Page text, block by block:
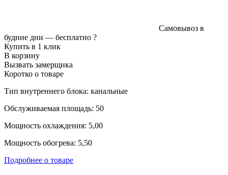
Самовывоз в
будние дни — бесплатно ?
Купить в 1 клик
В корзину
Вызвать замерщика
Коротко о товаре
Тип внутреннего блока: канальные
Обслуживаемая площадь: 50
Мощность охлаждения: 5,00
Мощность обогрева: 5,50
Подробнее о товаре